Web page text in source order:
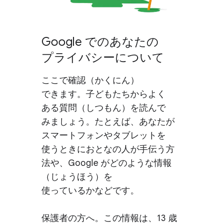
Google での​あなたの​
プライバシーに​ついて
ここで​確認​（かくにん）​
できます。​子ども​たちから​よく​
ある​質問​（しつもん）を​読んで​
みましょう。​たとえば、​あなたが​
スマートフォンや​タブレットを​
使う​ときに​おとなの​人が​手伝う​方​
法や、​Google が​どのような​情報​
（じょう​ほう）を​
使っているかなどです。
保護者の​方へ。​この​情報は、​13 歳​